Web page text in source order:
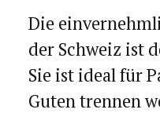
Die
der Schweiz ist
Sie ist ideal für
Guten trennen